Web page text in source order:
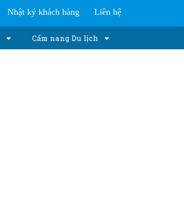
Nhật ký khách hàng Liên hệ
Cẩm nang Du lịch